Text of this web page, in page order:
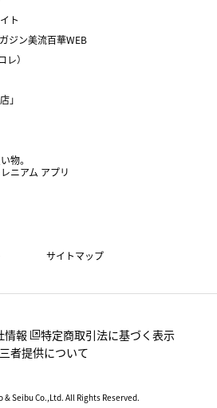
バレンタイン
ホワイトデー
ト
ジン美流百華WEB
）
」
物。
ニアム アプリ
サイトマップ
情報
特定商取引法に基づく表示
者提供について
Seibu Co.,Ltd. All Rights Reserved.